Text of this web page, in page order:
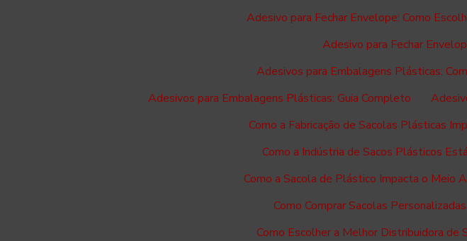
Adesivo para Fechar Envelope: Como
Adesivo para Fechar
Adesivos para Embalagens Plásticas:
Adesivos para Embalagens Plásticas: Guia Completo
Como a Fabricação de Sacolas Plásticas
Como a Indústria de Sacos Plásticos
Como a Sacola de Plástico Impacta o
Como Comprar Sacolas
Como Escolher a Melhor Distribuidora de